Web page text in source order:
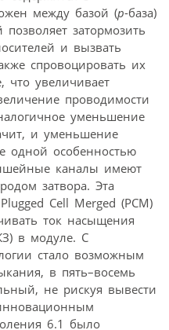
между базой (p-база)
затормозить
и вызвать
спровоцировать их
что увеличивает
проводимости
уменьшение
и уменьшение
одной особенностью
каналы имеют
затвора. Эта
Cell Merged (PCM)
ток насыщения
в модуле. С
стало возможным
в пять–восемь
не рискуя вывести
6.1 было